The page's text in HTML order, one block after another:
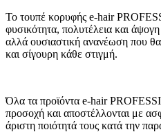
Το τουπέ κορυφής e-hair
φυσικότητα, πολυτέλεια και
αλλά ουσιαστική ανανέωση που
και σίγουρη κάθε στιγμή.
Όλα τα προϊόντα e-hair
προσοχή και αποστέλλονται με
άριστη ποιότητά τους κατά την